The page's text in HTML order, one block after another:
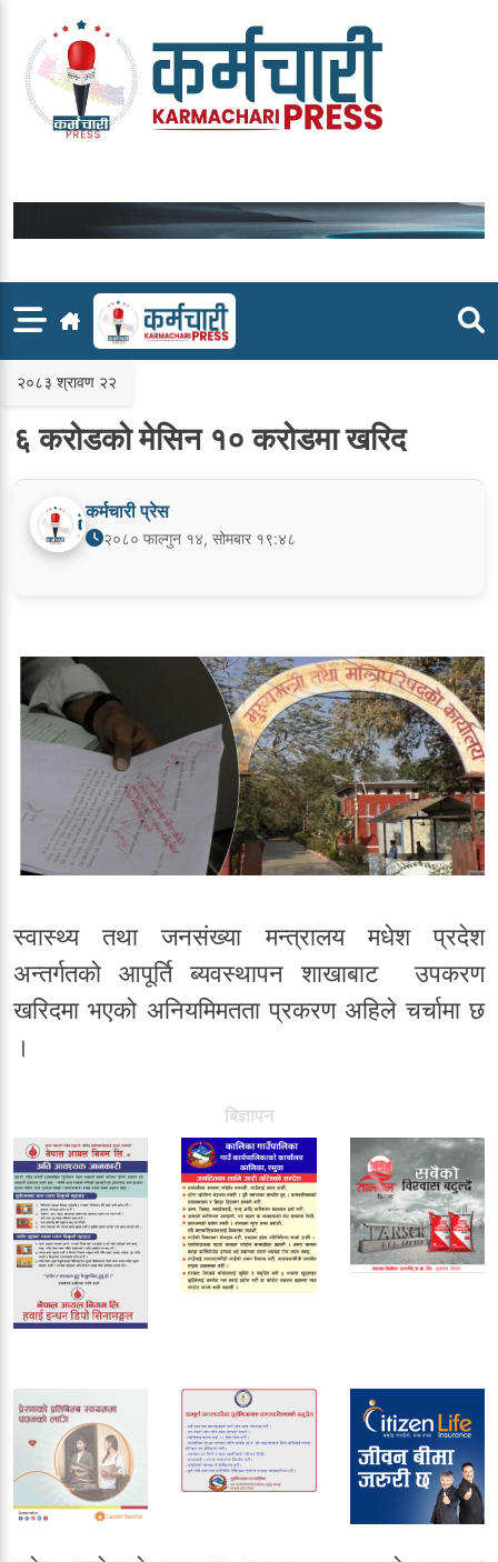
content
२०८३ श्रावण २२
६ करोडको मेसिन १० करोडमा खरिद
कर्मचारी प्रेस
२०८० फाल्गुन १४, सोमबार १९:४८
स्वास्थ्य तथा जनसंख्या मन्त्रालय मधेश प्रदेश
अन्तर्गतको आपूर्ति ब्यवस्थापन शाखाबाट उपकरण
खरिदमा भएको अनियमिमतता प्रकरण अहिले चर्चामा छ
।
बिज्ञापन